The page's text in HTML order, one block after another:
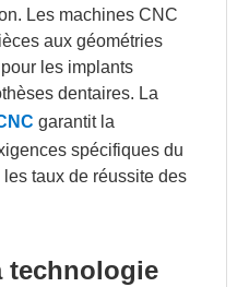
Les machines CNC
aux géométries
les implants
dentaires. La
garantit la
spécifiques du
taux de réussite des
technologie